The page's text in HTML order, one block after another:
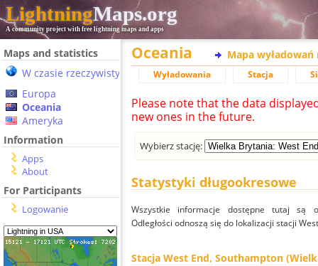
LightningMaps.org
A community project with free lightning maps and apps
Maps and statistics
W czasie rzeczywistym
Europa
Oceania
Ameryka
Information
Apps
About
For Participants
Logowanie
Oceania Mapa wyładowań
Wyładowania Stacja
Please note that the data
new ones in the future.
Wybierz stację:
Statystyki długookresowe
Wszystkie informacje dostępne tutaj są
Odległości odnoszą się do lokalizacji stacji
Stacja West End, Southampton